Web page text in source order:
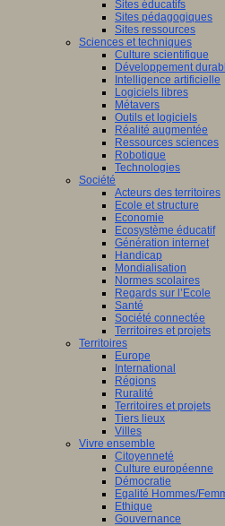
Sites éducatifs
Sites pédagogiques
Sites ressources
Sciences et techniques
Culture scientifique
Développement
Intelligence artificielle
Logiciels libres
Métavers
Outils et logiciels
Réalité augmentée
Ressources sciences
Robotique
Technologies
Société
Acteurs des territoires
Ecole et structure
Economie
Ecosystème éducatif
Génération internet
Handicap
Mondialisation
Normes scolaires
Regards sur l’Ecole
Santé
Société connectée
Territoires et projets
Territoires
Europe
International
Régions
Ruralité
Territoires et projets
Tiers lieux
Villes
Vivre ensemble
Citoyenneté
Culture européenne
Démocratie
Egalité Hommes/
Ethique
Gouvernance